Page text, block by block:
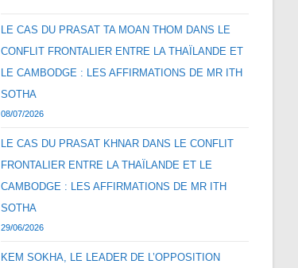
LE CAS DU PRASAT TA MOAN THOM DANS LE
CONFLIT FRONTALIER ENTRE LA THAÏLANDE ET
LE CAMBODGE : LES AFFIRMATIONS DE MR ITH
SOTHA
08/07/2026
LE CAS DU PRASAT KHNAR DANS LE CONFLIT
FRONTALIER ENTRE LA THAÏLANDE ET LE
CAMBODGE : LES AFFIRMATIONS DE MR ITH
SOTHA
29/06/2026
KEM SOKHA, LE LEADER DE L’OPPOSITION